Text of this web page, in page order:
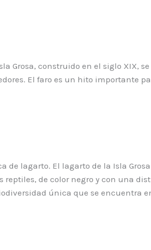
Grosa, construido en el siglo XIX,
El faro es un hito importante
lagarto. El lagarto de la Isla
de color negro y con una
única que se encuentra